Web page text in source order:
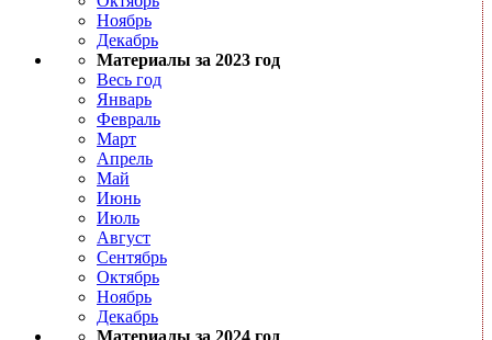
Ноябрь
Декабрь
Материалы за 2023 год
Весь год
Январь
Февраль
Март
Апрель
Май
Июнь
Июль
Август
Сентябрь
Октябрь
Ноябрь
Декабрь
Материалы за 2024 год